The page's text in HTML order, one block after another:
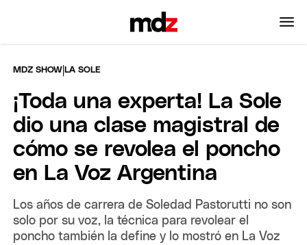
MDZ SHOW |LA SOLE
¡Toda una experta! La Sole
dio una clase magistral de
cómo se revolea el poncho
en La Voz Argentina
Los años de carrera de Soledad Pastorutti no son
solo por su voz, la técnica para revolear el
poncho también la define y lo mostró en La Voz